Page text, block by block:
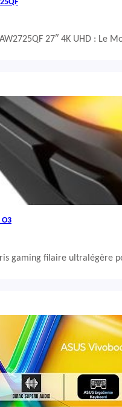
27″ 4K UHD : Le
gaming filaire ultralégère